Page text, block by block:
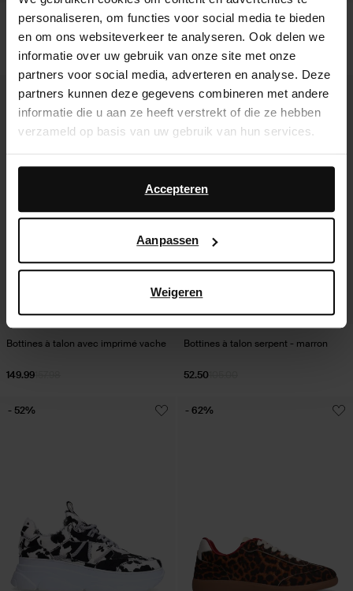
personaliseren, om functies voor social media te bieden
en om ons websiteverkeer te analyseren. Ook delen we
informatie over uw gebruik van onze site met onze
partners voor social media, adverteren en analyse. Deze
partners kunnen deze gegevens combineren met andere
informatie die u aan ze heeft verstrekt of die ze hebben
verzameld op basis van uw gebruik van hun services.
Daarnaast werken wij samen met Google voor
advertentie- en meetdoeleinden. Meer informatie over
hoe Google uw persoonsgegevens gebruikt, vindt u op
Accepteren
Aanpassen
Weigeren
Mules à talon en cuir avec plateau et
imprimé vache
94.98
47.50
Mocassins slip-on léopard avec
chaîne
63.00
Bottines à talon avec imprimé vache
149.99
- 5%
Bottines à talon serpent - marron
52.50
- 50%
- 52% - 62%